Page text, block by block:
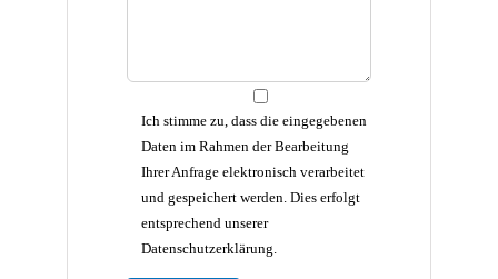
Ich stimme zu, dass die eingegebenen
Daten im Rahmen der Bearbeitung
Ihrer Anfrage elektronisch verarbeitet
und gespeichert werden. Dies erfolgt
entsprechend unserer
Datenschutzerklärung.